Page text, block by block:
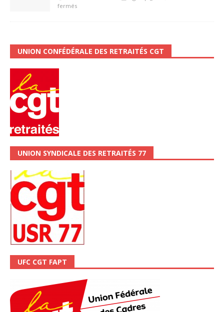
fermés
UNION CONFÉDÉRALE DES RETRAITÉS CGT
UNION SYNDICALE DES RETRAITÉS 77
UFC CGT FAPT